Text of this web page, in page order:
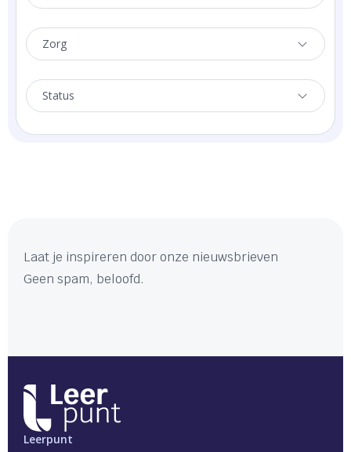
Zorg
Status
Laat je inspireren door onze nieuwsbrieven
Geen spam, beloofd.
Leerpunt